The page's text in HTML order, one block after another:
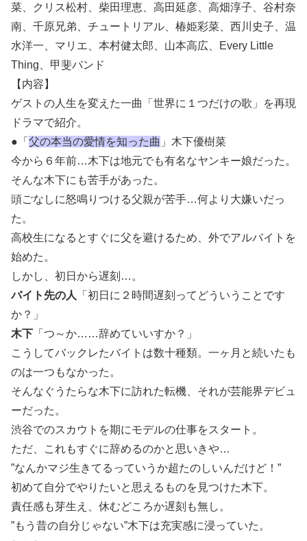
菜、クリス松村、柴田理恵、高田延彦、高畑淳子、谷村奈
南、千原兄弟、チュートリアル、椿姫彩菜、西川史子、温
水洋一、マリエ、本村健太郎、山本高広、Every Little
Thing、甲斐バンド
【内容】
ゲストの人生を変えた一曲「世界に１つだけの歌」を再現
ドラマで紹介。
●「 父の本当の愛情を知った曲 」木下優樹菜
今から６年前…木下は地元でも有名なヤンキー娘だった。
そんな木下にも苦手があった。
頭ごなしに怒鳴りつける父親が苦手…何より大嫌いだっ
た。
高校生になるとすぐに父を避けるため、外でアルバイトを
始めた。
しかし、初日から遅刻…。
バイト先の人
「初日に２時間遅刻ってどういうことです
か？」
木下 「つ～か……辞めていいすか？」
こうしてバックレたバイトは数十種類。一ヶ月と続いたも
のは一つもなかった。
そんなぐうたらな木下に訪れた転機、それが芸能界デビュ
ーだった。
渋谷でのスカウトを期にモデルの仕事をスタート。
ただ、これもすぐに辞めるのかと思いきや…
”なんかマジ生きてるっていうか超たのしいんだけど！”
初めて自分でやりたいと思えるものを見つけた木下。
責任感も芽生え、休むどころか遅刻も無し。
”もう昔の自分じゃない”木下は充実感に浸っていた。